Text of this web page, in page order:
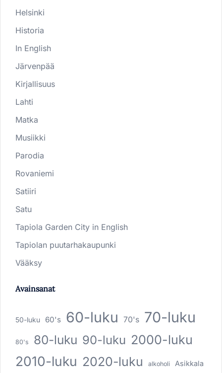
Helsinki
Historia
In English
Järvenpää
Kirjallisuus
Lahti
Matka
Musiikki
Parodia
Rovaniemi
Satiiri
Satu
Tapiola Garden City in English
Tapiolan puutarhakaupunki
Vääksy
Avainsanat
50-luku 60's 60-luku 70's 70-luku
80's 80-luku 90-luku 2000-luku
2010-luku 2020-luku alkoholi Asikkala